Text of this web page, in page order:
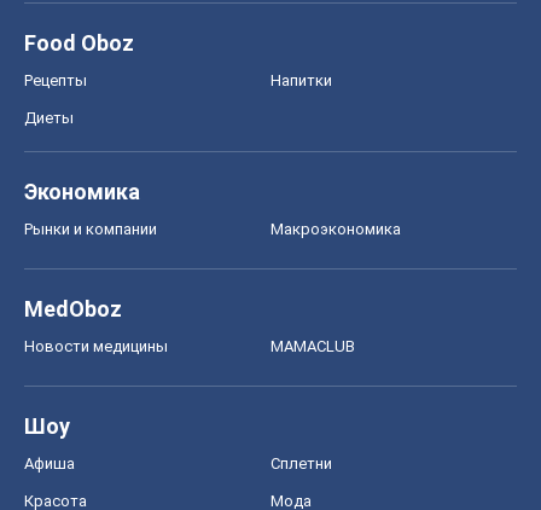
Food Oboz
Рецепты Напитки
Диеты
Экономика
Рынки и компании Mакроэкономика
MedOboz
Новости медицины MAMACLUB
Шоу
Афиша Сплетни
Красота Мода